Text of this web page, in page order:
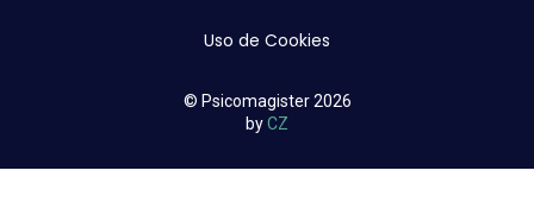
Uso de Cookies
© Psicomagister 2026
byCZ